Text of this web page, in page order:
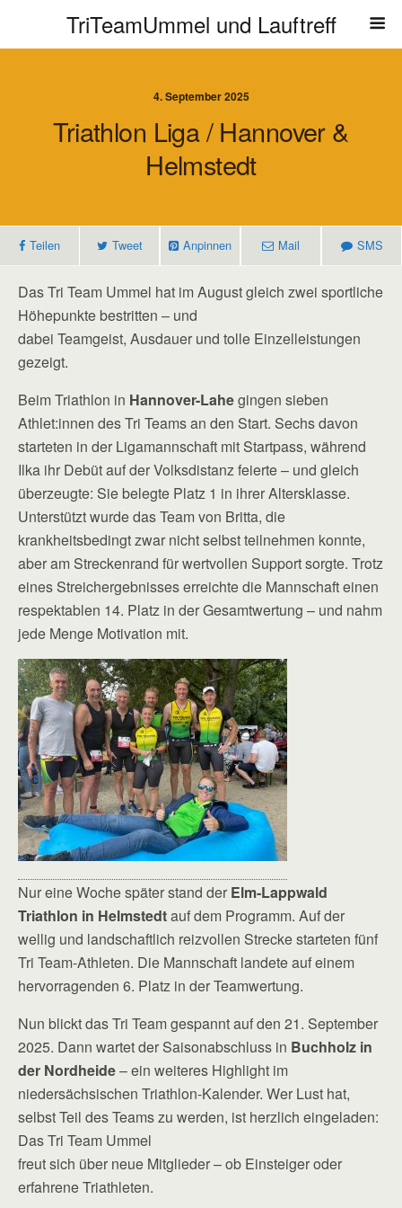
TriTeamUmmel und Lauftreff
4. September 2025
Triathlon Liga / Hannover &
Helmstedt
Teilen Tweet Anpinnen Mail SMS
Das Tri Team Ummel hat im August gleich zwei sportliche
Höhepunkte bestritten – und
dabei Teamgeist, Ausdauer und tolle Einzelleistungen
gezeigt.
Beim Triathlon in Hannover-Lahegingen sieben
Athlet:innen des Tri Teams an den Start. Sechs davon
starteten in der Ligamannschaft mit Startpass, während
Ilka ihr Debüt auf der Volksdistanz feierte – und gleich
überzeugte: Sie belegte Platz 1 in ihrer Altersklasse.
Unterstützt wurde das Team von Britta, die
krankheitsbedingt zwar nicht selbst teilnehmen konnte,
aber am Streckenrand für wertvollen Support sorgte. Trotz
eines Streichergebnisses erreichte die Mannschaft einen
respektablen 14. Platz in der Gesamtwertung – und nahm
jede Menge Motivation mit.
Nur eine Woche später stand der Elm-Lappwald
Triathlon in Helmstedtauf dem Programm. Auf der
wellig und landschaftlich reizvollen Strecke starteten fünf
Tri Team-Athleten. Die Mannschaft landete auf einem
hervorragenden 6. Platz in der Teamwertung.
Nun blickt das Tri Team gespannt auf den 21. September
2025. Dann wartet der Saisonabschluss in Buchholz in
der Nordheide– ein weiteres Highlight im
niedersächsischen Triathlon-Kalender. Wer Lust hat,
selbst Teil des Teams zu werden, ist herzlich eingeladen:
Das Tri Team Ummel
freut sich über neue Mitglieder – ob Einsteiger oder
erfahrene Triathleten.